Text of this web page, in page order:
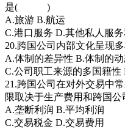
是( )
A.旅游 B.航运
C.港口服务 D.其他私人服务
20.跨国公司内部文化呈
A.体制的差异性 B.体制的
C.公司职工来源的多国籍
21.跨国公司在对外交易中
限取决于生产费用和跨
A.垄断利润 B.平均利润
C.交易税金 D.交易费用